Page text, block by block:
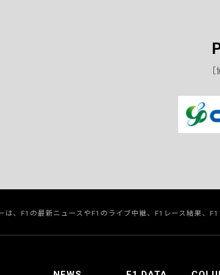
は、F1の最新ニュースやF1のライブ中継、F1レース結果、